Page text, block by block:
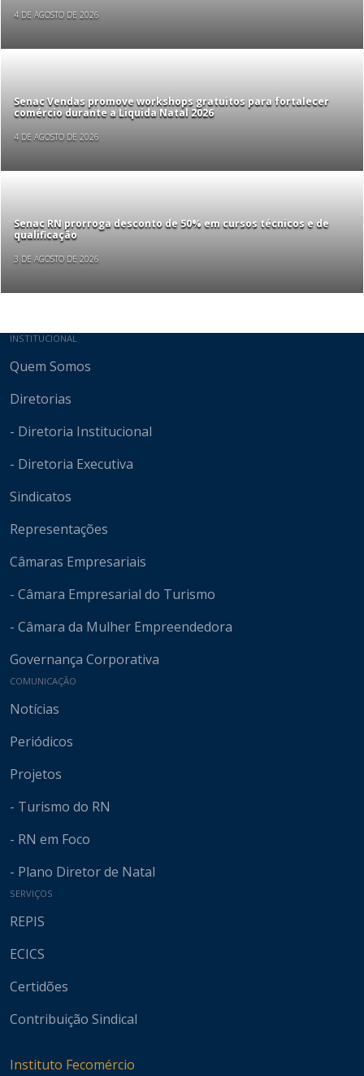
4 DE AGOSTO DE 2026
Senac Vendas promove workshops gratuitos para fortalecer
comércio durante a Liquida Natal 2026
4 DE AGOSTO DE 2026
Senac RN prorroga desconto de 50% em cursos técnicos e de
qualificação
3 DE AGOSTO DE 2026
Mapa do site
INSTITUCIONAL
Quem Somos
Diretorias
- Diretoria Institucional
- Diretoria Executiva
Sindicatos
Representações
Câmaras Empresariais
- Câmara Empresarial do Turismo
- Câmara da Mulher Empreendedora
Governança Corporativa
COMUNICAÇÃO
Notícias
Periódicos
Projetos
- Turismo do RN
- RN em Foco
- Plano Diretor de Natal
SERVIÇOS
REPIS
ECICS
Certidões
Contribuição Sindical
Instituto Fecomércio